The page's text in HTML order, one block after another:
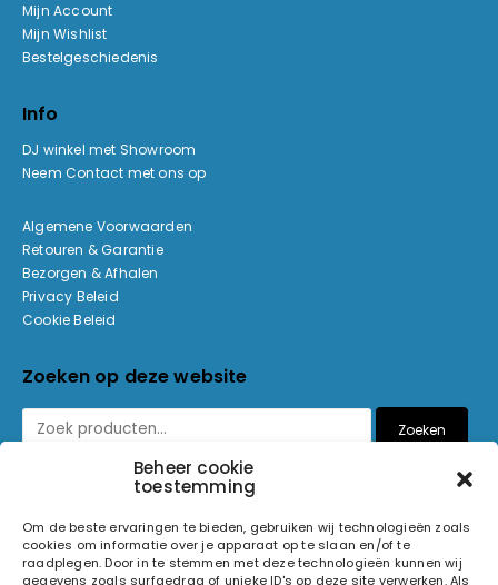
Beheer cookie
toestemming
Om de beste ervaringen te bieden, gebruiken wij technologieën zoals
cookies om informatie over je apparaat op te slaan en/of te
raadplegen. Door in te stemmen met deze technologieën kunnen wij
gegevens zoals surfgedrag of unieke ID's op deze site verwerken. Als
Mijn Account
Mijn Wishlist
Bestelgeschiedenis
Info
DJ winkel met Showroom
Neem Contact met ons op
Algemene Voorwaarden
Retouren & Garantie
Bezorgen & Afhalen
Privacy Beleid
Cookie Beleid
Zoeken op deze website
Zoeken